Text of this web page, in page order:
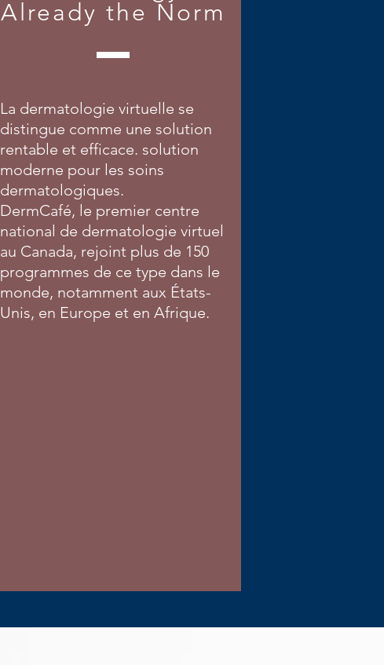
Already the Norm
La dermatologie virtuelle se
distingue comme une solution
rentable et efficace. solution
moderne pour les soins
dermatologiques.
DermCafé, le premier centre
national de dermatologie virtuel
au Canada, rejoint plus de 150
programmes de ce type dans le
monde, notamment aux États-
Unis, en Europe et en Afrique.